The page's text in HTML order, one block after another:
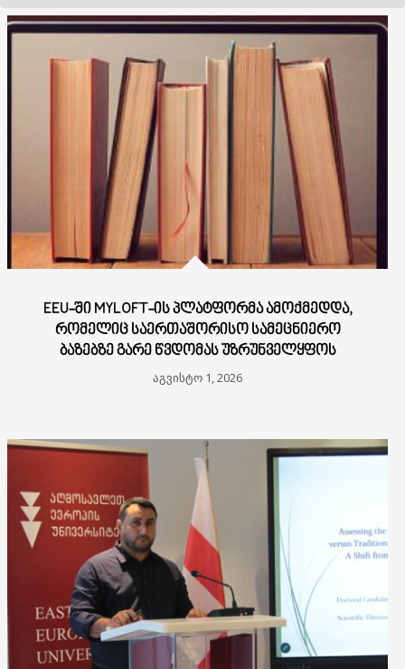
EEU-ᲨᲘ MYLOFT-ᲘᲡ ᲞᲚᲐᲢᲤᲝᲠᲛᲐ ᲐᲛᲝᲥᲛᲔᲓᲓᲐ,
ᲠᲝᲛᲔᲚᲘᲪ ᲡᲐᲔᲠᲗᲐᲨᲝᲠᲘᲡᲝ ᲡᲐᲛᲔᲪᲜᲘᲔᲠᲝ
ᲑᲐᲖᲔᲑᲖᲔ ᲒᲐᲠᲔ ᲬᲕᲓᲝᲛᲐᲡ ᲣᲖᲠᲣᲜᲕᲔᲚᲧᲤᲝᲡ
აგვისტო 1, 2026